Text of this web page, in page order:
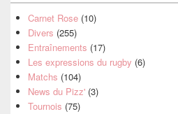
Carnet Rose (10)
Divers (255)
Entraînements (17)
Les expressions du rugby (6)
Matchs (104)
News du Pizz' (3)
Tournois (75)